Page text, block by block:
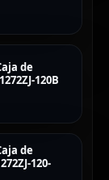
de
120B
de
120-